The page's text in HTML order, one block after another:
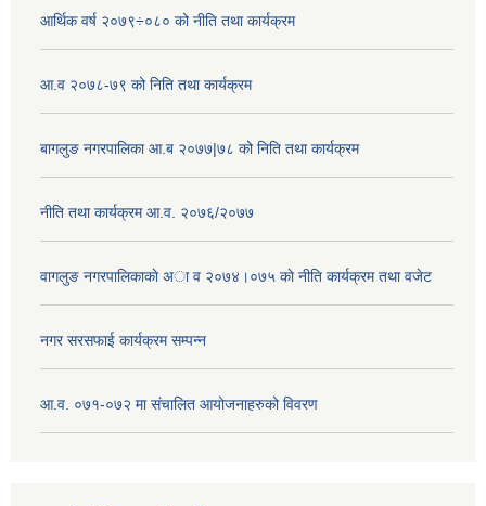
आर्थिक वर्ष २०७९÷०८० को नीति तथा कार्यक्रम
आ.व २०७८-७९ को निति तथा कार्यक्रम
बागलुङ नगरपालिका आ.ब २०७७|७८ को निति तथा कार्यक्रम
नीति तथा कार्यक्रम आ.व. २०७६/२०७७
वागलुङ नगरपालिकाकाे अा‍ व २०७४।०७५ काे नीति कार्यक्रम तथा वजेट
नगर सरसफाई कार्यक्रम सम्पन्न
आ.व. ०७१-०७२ मा संचालित आयोजनाहरुको विवरण